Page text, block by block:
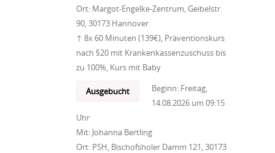
Ort: Margot-Engelke-Zentrum, Geibelstr.
90, 30173 Hannover
↑ 8x 60 Minuten (139€), Präventionskurs
nach §20 mit Krankenkassenzuschuss bis
zu 100%, Kurs mit Baby
Ausgebucht Beginn: Freitag,
14.08.2026 um 09:15
Uhr
Mit: Johanna Bertling
Ort: PSH, Bischofsholer Damm 121, 30173